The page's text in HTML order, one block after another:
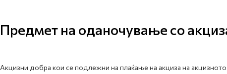
Предмет на оданочување со
Акцизни добра кои се подлежни на плаќање на акцизa на